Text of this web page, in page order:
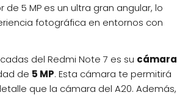
de 5 MP es un ultra gran angular, lo
fotográfica en entornos con
del Redmi Note 7 es su cámara
de 5 MP. Esta cámara te permitirá
que la cámara del A20. Además,